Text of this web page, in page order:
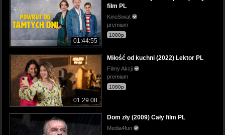
01:44:55
film PL
KinoSwiat
premium
1080p
01:29:08
Miłość od kuchni (2022) Lektor PL
Filmy Akcji
premium
1080p
Dom zły (2009) Cały film PL
Media4fun